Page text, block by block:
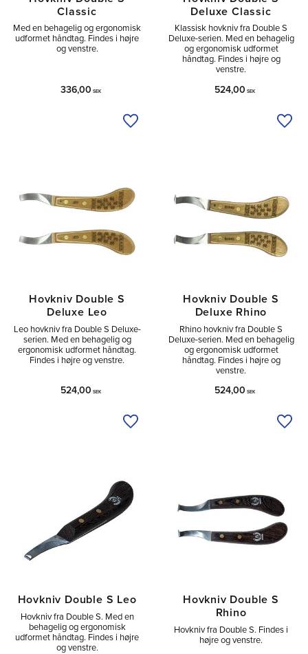
Classic
Med en behagelig og ergonomisk
udformet håndtag. Findes i højre
og venstre.
336,00 SEK
Tilføj til ønskeliste
Deluxe Classic
Klassisk hovkniv fra Double S
Deluxe-serien. Med en behagelig
og ergonomisk udformet
håndtag. Findes i højre og
venstre.
524,00 SEK
Hovkniv Double S
Deluxe Leo
Leo hovkniv fra Double S Deluxe-
serien. Med en behagelig og
ergonomisk udformet håndtag.
Findes i højre og venstre.
524,00 SEK
Tilføj til ønskeliste
Hovkniv Double S
Deluxe Rhino
Rhino hovkniv fra Double S
Deluxe-serien. Med en behagelig
og ergonomisk udformet
håndtag. Findes i højre og
venstre.
524,00 SEK
Hovkniv Double S Leo
Hovkniv fra Double S. Med en
behagelig og ergonomisk
udformet håndtag. Findes i højre
og venstre.
Hovkniv Double S
Rhino
Hovkniv fra Double S. Findes i
højre og venstre.